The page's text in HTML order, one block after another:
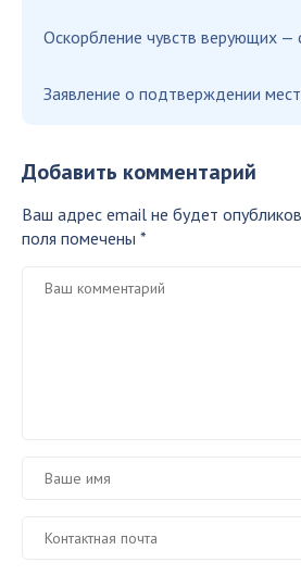
Оскорбление чувств верующих
Заявление о подтверждении
Добавить комментарий
Ваш адрес email не будет
поля помечены *